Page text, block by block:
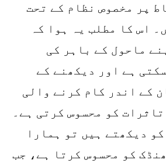
پر مخصوص نظام کے تحت
اس کا مطلب یہ ہوا کہ
ماحول کے باہر کی
ہے اور دیکھنے کے
کے اندر کام کرنے والی
کو محسوس کرتی ہے۔
کو دیکھتے ہیں تو ہمارا
کو محسوس کرتا ہے، جب